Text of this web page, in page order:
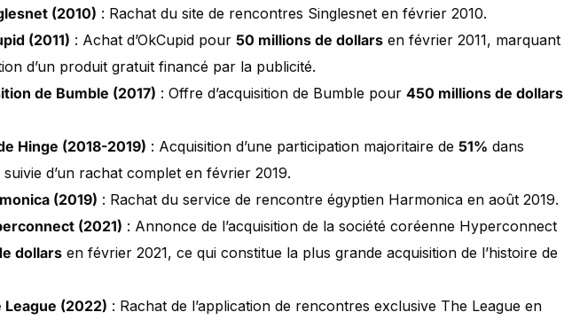
(2010) : Rachat du site de rencontres Singlesnet en février 2010.
(2011) : Achat d’OkCupid pour 50 millions de dollars en février 2011, marquant
d’un produit gratuit financé par la publicité.
de Bumble (2017) : Offre d’acquisition de Bumble pour 450 millions de dollars
Hinge (2018-2019) : Acquisition d’une participation majoritaire de 51% dans
d’un rachat complet en février 2019.
(2019) : Rachat du service de rencontre égyptien Harmonica en août 2019.
(2021) : Annonce de l’acquisition de la société coréenne Hyperconnect
dollars en février 2021, ce qui constitue la plus grande acquisition de l’histoire de
(2022) : Rachat de l’application de rencontres exclusive The League en